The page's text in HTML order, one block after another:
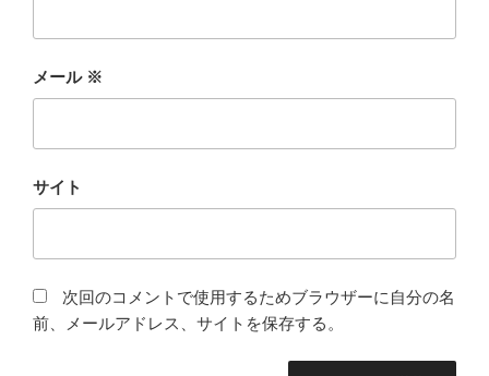
メール ※
サイト
次回のコメントで使用するためブラウザーに自分の名
前、メールアドレス、サイトを保存する。